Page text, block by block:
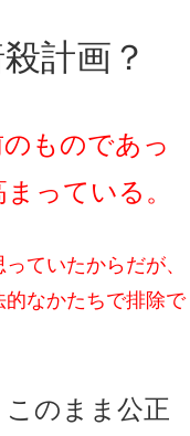
計画？
ものであっ
っている。
ていたからだが、
なかたちで排除で
このまま公正